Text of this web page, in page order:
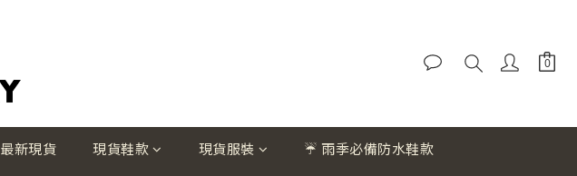
最新現貨 現貨鞋款 現貨服裝 ☔ 雨季必備防水鞋款